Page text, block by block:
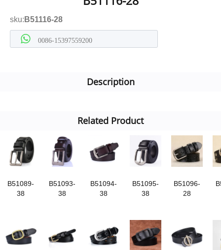
sku: B51116-28
0086-15397559200
Description
Related Product
B51089-
38
B51093-
38
B51094-
38
B51095-
38
B51096-
28